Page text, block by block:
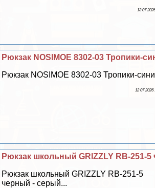
13 07
Рюкзак NOSIMOE 8302-03 Тропики-
Рюкзак NOSIMOE 8302-03 Тропики-
12 07 2026
Рюкзак школьный GRIZZLY RB-251-
Рюкзак школьный GRIZZLY RB-251-5
черный - серый...